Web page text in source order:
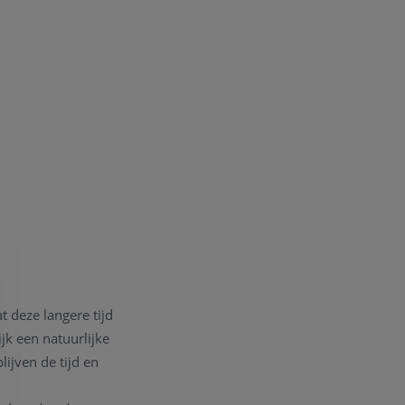
deze langere tijd
een natuurlijke
de tijd en